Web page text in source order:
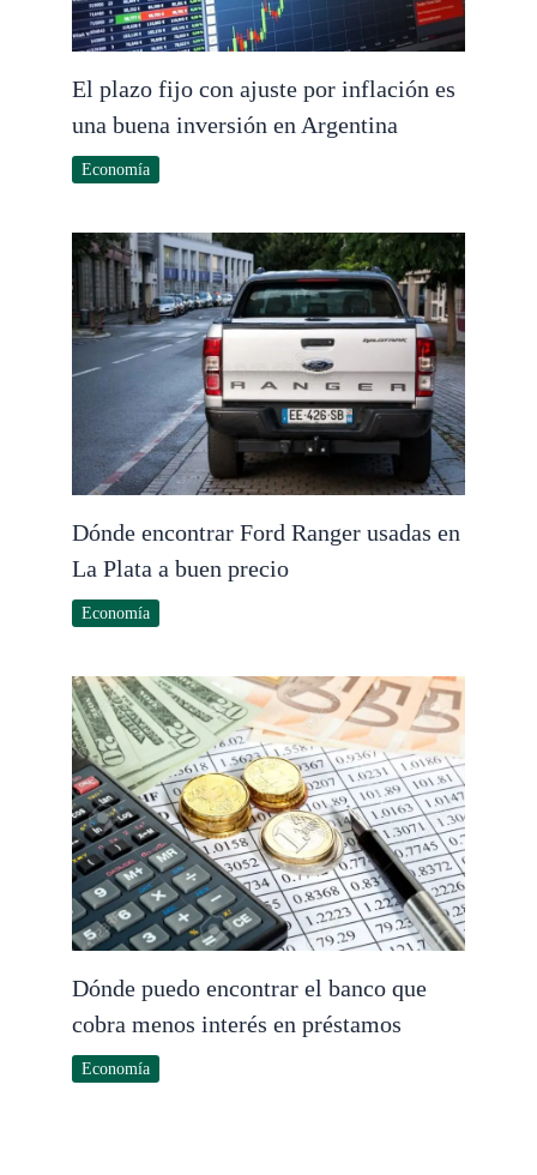
El plazo fijo con ajuste por inflación es
una buena inversión en Argentina
Economía
Dónde encontrar Ford Ranger usadas en
La Plata a buen precio
Economía
Dónde puedo encontrar el banco que
cobra menos interés en préstamos
Economía